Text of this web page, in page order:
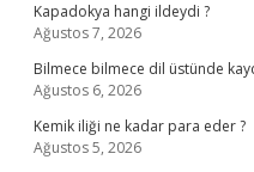
Kapadokya hangi ildeydi ?
Ağustos 7, 2026
Bilmece bilmece dil üstünde
Ağustos 6, 2026
Kemik iliği ne kadar para eder ?
Ağustos 5, 2026